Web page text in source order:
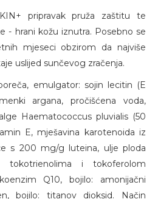
pripravak pruža zaštitu te
- hrani kožu iznutra. Posebno se
mjeseci obzirom da najviše
uslijed sunčevog zračenja.
emulgator: sojin lecitin (E
argana, pročišćena voda,
Haematococcus pluvialis (50
E, mješavina karotenoida iz
s 200 mg/g luteina, ulje ploda
tokotrienolima i tokoferolom
Q10, bojilo: amonijačni
bojilo: titanov dioksid. Način